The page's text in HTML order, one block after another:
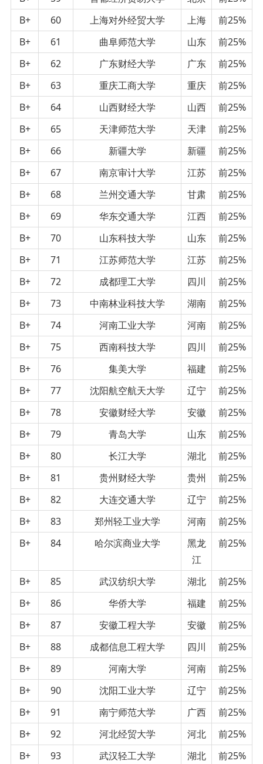
B+
60 上海对外经贸大学 上海
前25%
B+
61 曲阜师范大学 山东
前25%
B+
62 广东财经大学 广东
前25%
B+
63 重庆工商大学 重庆
前25%
B+
64 山西财经大学 山西
前25%
B+
65 天津师范大学 天津
前25%
B+
66 新疆大学 新疆
前25%
B+
67 南京审计大学 江苏
前25%
B+
68 兰州交通大学 甘肃
前25%
B+
69 华东交通大学 江西
前25%
B+
70 山东科技大学 山东
前25%
B+
71 江苏师范大学 江苏
前25%
B+
72 成都理工大学 四川
前25%
B+
73 中南林业科技大学 湖南
前25%
B+
74 河南工业大学 河南
前25%
B+
75 西南科技大学 四川
前25%
B+
76 集美大学 福建
前25%
B+
77 沈阳航空航天大学 辽宁
前25%
B+
78 安徽财经大学 安徽
前25%
B+
79 青岛大学 山东
前25%
B+
80 长江大学 湖北
前25%
B+
81 贵州财经大学 贵州
前25%
B+
82 大连交通大学 辽宁
前25%
B+
83 郑州轻工业大学 河南
前25%
B+
84 哈尔滨商业大学
黑龙
江
前25%
B+ 85 武汉纺织大学 湖北
前25%
B+
86 华侨大学 福建
前25%
B+
87 安徽工程大学 安徽
前25%
B+
88 成都信息工程大学 四川
前25%
B+
89 河南大学 河南
前25%
B+
90 沈阳工业大学 辽宁
前25%
B+
91 南宁师范大学 广西
前25%
B+
92 河北经贸大学 河北
前25%
B+
93 武汉轻工大学 湖北
前25%